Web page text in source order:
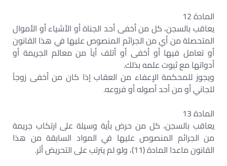
المادة 12
يعاقب بالسجن، كل من أخفى أحد الجناة أو الأشياء أو الأموال
المتحصلة من أي من الجرائم المنصوص عليها في هذا القانون
أو تعامل فيها أو أخفى أو أتلف أياً من معالم الجريمة أو
أدواتها مع ثبوت علمه بذلك.
ويجوز للمحكمة الإعفاء من العقاب إذا كان من أخفى زوجاً
للجاني أو من أحد أصوله أو فروعه.
المادة 13
يعاقب بالسجن، كل من حرض بأية وسيلة على ارتكاب جريمة
من الجرائم المنصوص عليها في المواد السابقة من هذا
القانون ماعدا المادة (11)، ولو لم يترتب على التحريض أثر.